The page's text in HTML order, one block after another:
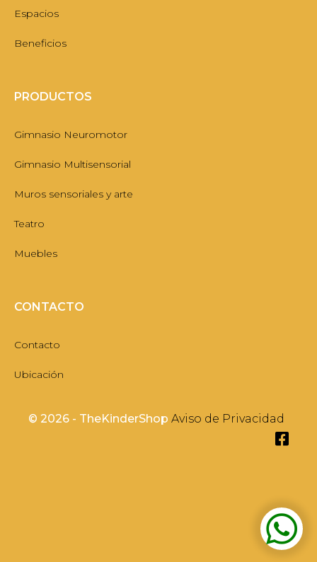
Espacios
Beneficios
PRODUCTOS
Gimnasio Neuromotor
Gimnasio Multisensorial
Muros sensoriales y arte
Teatro
Muebles
CONTACTO
Contacto
Ubicación
© 2026 - TheKinderShop Aviso de Privacidad